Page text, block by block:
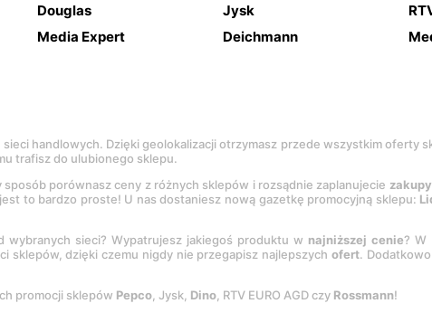
Douglas Jysk
Media Expert Deichmann
handlowych. Dzięki geolokalizacji otrzymasz przede wszystkim oferty
trafisz do ulubionego sklepu.
sposób porównasz ceny z różnych sklepów i rozsądnie zaplanujecie zakupy
to bardzo proste! U nas dostaniesz nową gazetkę promocyjną sklepu:
sieci? Wypatrujesz jakiegoś produktu w najniższej cenie? W
sklepów, dzięki czemu nigdy nie przegapisz najlepszychofert.
promocji sklepów Pepco, Jysk, Dino, RTV EURO AGD czy Rossmann!